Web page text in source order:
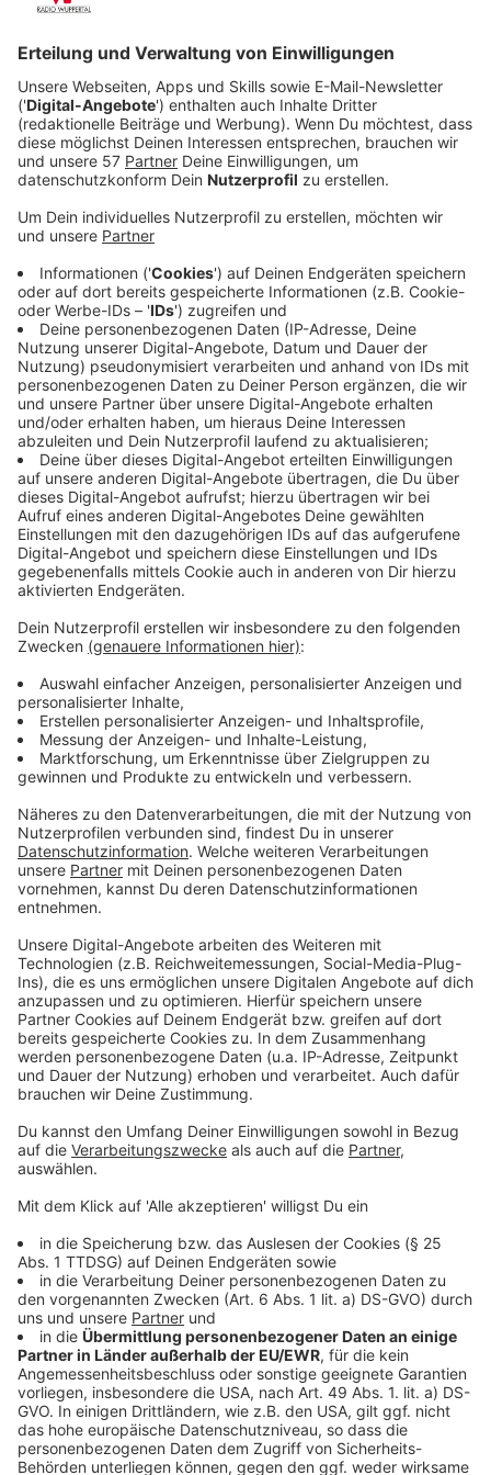
Anzeige
Die Waise Bea (Thaddea Graham), ihre Schwester
Jessie (Darci Shaw) und deren Freunde Billy (Jojo
Macari), Spike (McKell David) und Leo (Harrison
Osterfield) kennen jeden Winkel in London. Und als sich
in der britischen Hauptstadt merkwürdige
Vorkommnisse häufen, wird die Truppe von Dr. Watson
(Royce Pierreson) angeheuert, um Nachforschungen
anzustellen. Was für die Jugendlichen zunächst wie ein
neues Abenteuer klingt, wird sehr schnell sehr
gefährlich. Denn hinter den Vorkommnissen stecken
finstere Mächte…
Streaming-Dienst: Netflix
Anzeige
Auch Dr. Watson scheint ein düsteres Geheimnis zu
hüten. Warum hat er ausgerechnet die Baker-Bande
engagiert und was hat es mit seinem ominösen
Geschäftspartner Sherlock Holmes auf sich, den
niemand zu Gesicht bekommt?
Anzeige
©Copyright: Netflix
Bea und ihre Schwester Jessie rätseln. Dr. Watson hat
ihnen nicht die komplette Wahrheit gesagt.
Anzeige
©Copyright: Netflix
Die Bakerstreet-Bande steht vor einem Rätsel. In
London geschehen merkwürdige Dinge und ihre
Auftraggeber scheinen nicht ganz unschuldig zu sein...
Anzeige